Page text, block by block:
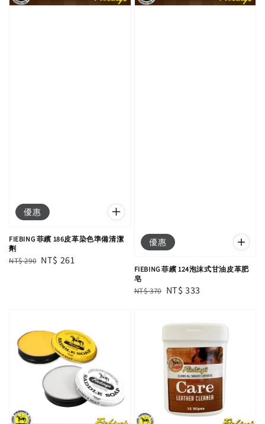
優惠
FIEBING 菲繽 186皮革染色準備清潔
劑
Regular
NT$ 290 Sale
NT$ 261
優惠
FIEBING 菲繽 124泡沫式甘油皮革肥
皂
Regular
NT$ 370 Sale
NT$ 333